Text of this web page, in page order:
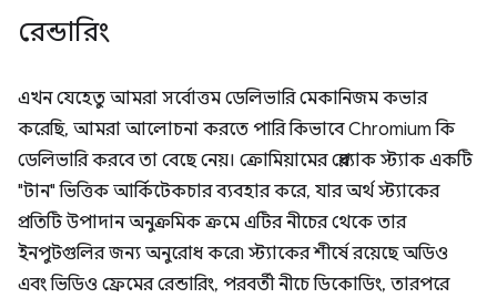
রেন্ডারিং
এখন যেহেতু আমরা সর্বোত্তম ডেলিভারি মেকানিজম কভার
করেছি, আমরা আলোচনা করতে পারি কিভাবে Chromium কি
ডেলিভারি করবে তা বেছে নেয়। ক্রোমিয়ামের প্লেব্যাক স্ট্যাক একটি
"টান" ভিত্তিক আর্কিটেকচার ব্যবহার করে, যার অর্থ স্ট্যাকের
প্রতিটি উপাদান অনুক্রমিক ক্রমে এটির নীচের থেকে তার
ইনপুটগুলির জন্য অনুরোধ করে৷ স্ট্যাকের শীর্ষে রয়েছে অডিও
এবং ভিডিও ফ্রেমের রেন্ডারিং, পরবর্তী নীচে ডিকোডিং, তারপরে